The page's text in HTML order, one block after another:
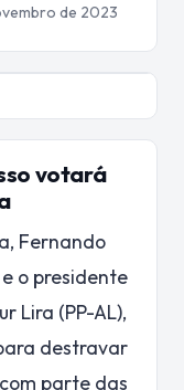
de 2023
votará
Fernando
o presidente
Lira (PP-AL),
destravar
parte das